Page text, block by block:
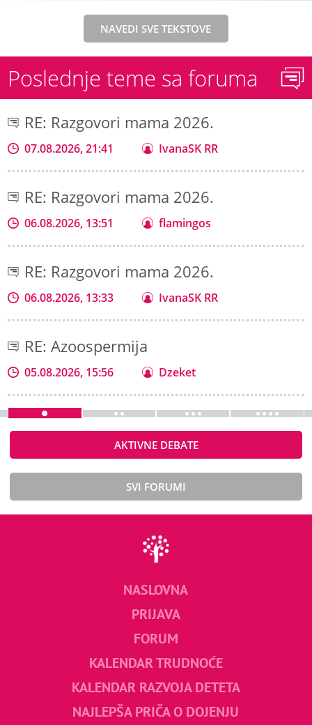
NAVEDI SVE TEKSTOVE
Poslednje teme sa foruma
RE: Razgovori mama 2026.
07.08.2026, 21:41 IvanaSK RR
RE: Razgovori mama 2026.
06.08.2026, 13:51 flamingos
RE: Razgovori mama 2026.
06.08.2026, 13:33 IvanaSK RR
RE: Azoospermija
05.08.2026, 15:56 Dzeket
AKTIVNE DEBATE
SVI FORUMI
NASLOVNA
PRIJAVA
FORUM
KALENDAR TRUDNOĆE
KALENDAR RAZVOJA DETETA
NAJLEPŠA PRIČA O DOJENJU